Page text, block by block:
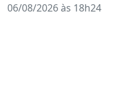
06/08/2026 às 18h24